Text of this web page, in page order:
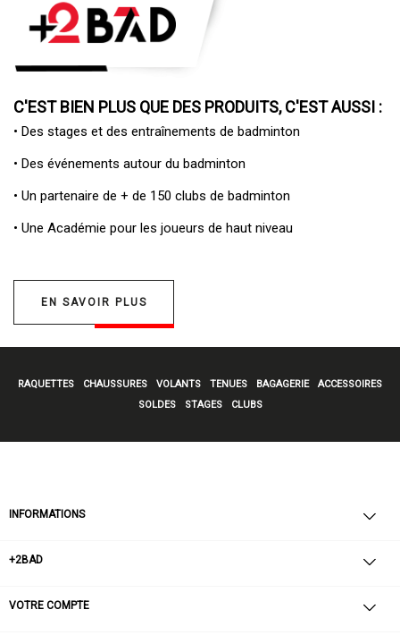
C'EST BIEN PLUS QUE DES PRODUITS, C'EST AUSSI :
• Des stages et des entraînements de badminton
• Des événements autour du badminton
• Un partenaire de + de 150 clubs de badminton
• Une Académie pour les joueurs de haut niveau
EN SAVOIR PLUS
RAQUETTES CHAUSSURES VOLANTS TENUES BAGAGERIE
ACCESSOIRES
SOLDES
STAGES CLUBS
INFORMATIONS
+2BAD
VOTRE COMPTE